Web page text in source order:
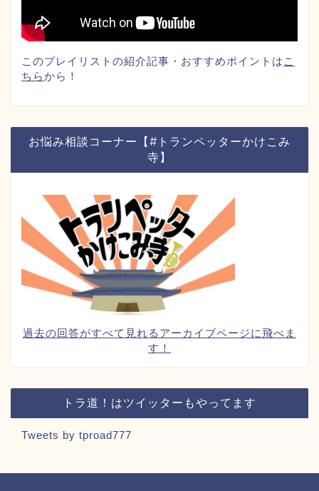
このプレイリストの紹介記事・おすすめポイントは こ
ちらから！
お悩み相談コーナー【#トランペッターかけこみ
寺】
過去の回答がすべて見れるアーカイブページに飛べま
す！
トラ道！はツイッターもやってます
Tweets by tproad777